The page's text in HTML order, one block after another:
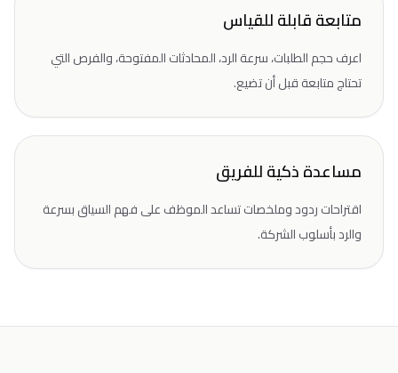
متابعة قابلة للقياس
اعرف حجم الطلبات، سرعة الرد، المحادثات المفتوحة، والفرص التي
تحتاج متابعة قبل أن تضيع.
مساعدة ذكية للفريق
اقتراحات ردود وملخصات تساعد الموظف على فهم السياق بسرعة
والرد بأسلوب الشركة.